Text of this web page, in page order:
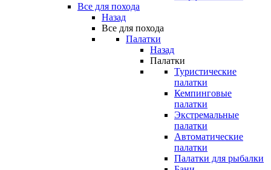
Все для похода
Назад
Все для похода
Палатки
Назад
Палатки
Туристические
палатки
Кемпинговые
палатки
Экстремальные
палатки
Автоматические
палатки
Палатки для рыбалки